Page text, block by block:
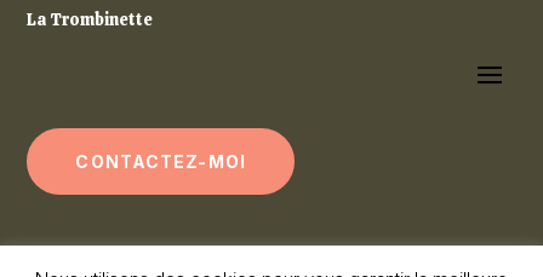
La Trombinette
CONTACTEZ-MOI